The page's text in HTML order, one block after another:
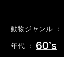
動物ジャンル ：
年代 ： 60’s